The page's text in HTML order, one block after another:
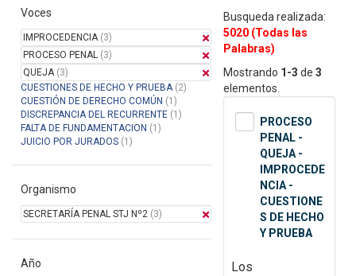
Manual del Usuario
Voces
IMPROCEDENCIA(3)
PROCESO PENAL (3)
QUEJA(3)
CUESTIONES DE HECHO Y PRUEBA(2)
CUESTIÓN DE DERECHO COMÚN (1)
DISCREPANCIA DEL RECURRENTE (1)
FALTA DE FUNDAMENTACION (1)
JUICIO POR JURADOS (1)
Organismo
SECRETARÍA PENAL STJ Nº2 (3)
Año
Busqueda realizada:
5020 (Todas las
Palabras)
Mostrando 1-3 de 3
elementos.
PROCESO
PENAL -
QUEJA -
IMPROCEDE
NCIA -
CUESTIONE
S DE HECHO
Y PRUEBA
Los